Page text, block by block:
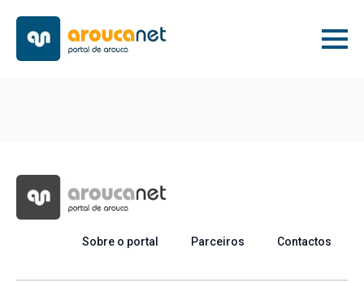
Sobre o portal Parceiros Contactos